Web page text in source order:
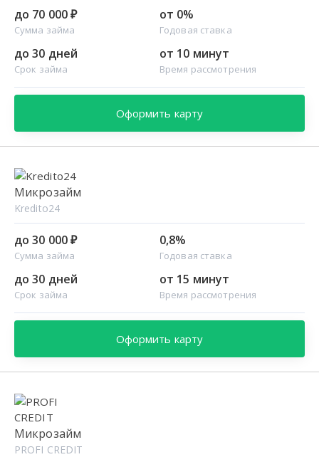
до 70 000 ₽
Сумма займа
от 0%
Годовая ставка
до 30 дней
Срок займа
от 10 минут
Время рассмотрения
Оформить карту
Микрозайм
Kredito24
до 30 000 ₽
Сумма займа
0,8%
Годовая ставка
до 30 дней
Срок займа
от 15 минут
Время рассмотрения
Оформить карту
Микрозайм
PROFI CREDIT